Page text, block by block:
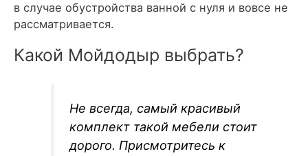
в случае обустройства ванной с нуля и вовсе не
рассматривается.
Какой Мойдодыр выбрать?
Не всегда, самый красивый
комплект такой мебели стоит
дорого. Присмотритесь к